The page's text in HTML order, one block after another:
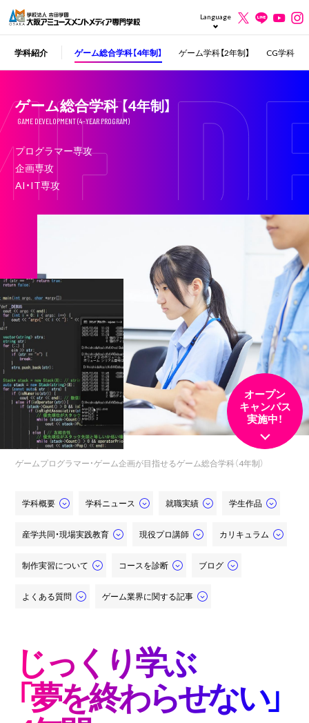
Language
学科紹介 ゲーム総合学科【4年制】 ゲーム学科【2年制】 CG学科
ゲーム総合学科【4年制】
GAME DEVELOPMENT (4-YEAR PROGRAM)
プログラマー専攻
企画専攻
AI・IT専攻
オープン
キャンパス
実施中！
ゲームプログラマー・ゲーム企画が目指せるゲーム総合学科（4年制）
学科概要 学科ニュース 就職実績 学生作品
産学共同・現場実践教育 現役プロ講師 カリキュラム
制作実習について コースを診断 ブログ
よくある質問 ゲーム業界に関する記事
じっくり学ぶ
「夢を終わらせない」